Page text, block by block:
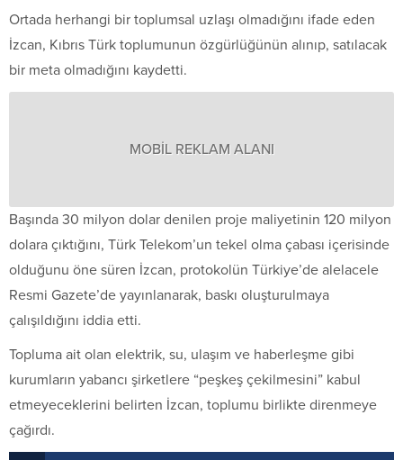
Ortada herhangi bir toplumsal uzlaşı olmadığını ifade eden
İzcan, Kıbrıs Türk toplumunun özgürlüğünün alınıp, satılacak
bir meta olmadığını kaydetti.
MOBİL REKLAM ALANI
Başında 30 milyon dolar denilen proje maliyetinin 120 milyon
dolara çıktığını, Türk Telekom’un tekel olma çabası içerisinde
olduğunu öne süren İzcan, protokolün Türkiye’de alelacele
Resmi Gazete’de yayınlanarak, baskı oluşturulmaya
çalışıldığını iddia etti.
Topluma ait olan elektrik, su, ulaşım ve haberleşme gibi
kurumların yabancı şirketlere “peşkeş çekilmesini” kabul
etmeyeceklerini belirten İzcan, toplumu birlikte direnmeye
çağırdı.